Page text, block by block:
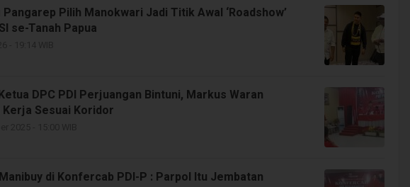
Pilih Manokwari Jadi Titik Awal ‘Roadshow’
se-Tanah Papua
DPC PDI Perjuangan Bintuni, Markus Waran
Sesuai Koridor
di Konfercab PDI-P : Parpol Itu Jembatan